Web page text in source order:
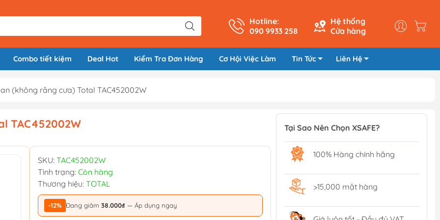
Hotline:
090 9933 258
Hệ thống
Cửa hàng
Combo tiết kiệm Deal Hot Kiểm Tra Đơn Hàng Cơ Hội Việc Làm Tin Tức Liên Hệ
(không răng cưa) Total TAC452002W
TAC452002W
SKU: TAC452002W
Tình trạng: Còn hàng
Thương hiệu: TOTAL
-12% Đang giảm 38.000₫ — Áp dụng ngay
Tại Sao Nên Chọn XSAFE?
100% Hàng chính hãng
>15,000 mặt hàng